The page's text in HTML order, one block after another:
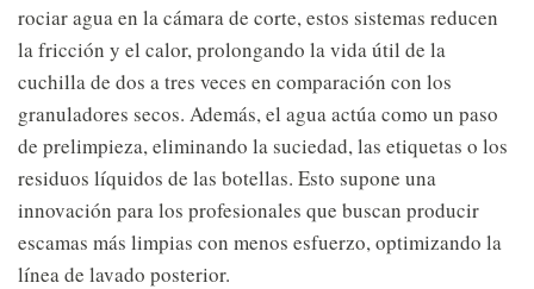
rociar agua en la cámara de corte, estos sistemas reducen
la fricción y el calor, prolongando la vida útil de la
cuchilla de dos a tres veces en comparación con los
granuladores secos. Además, el agua actúa como un paso
de prelimpieza, eliminando la suciedad, las etiquetas o los
residuos líquidos de las botellas. Esto supone una
innovación para los profesionales que buscan producir
escamas más limpias con menos esfuerzo, optimizando la
línea de lavado posterior.